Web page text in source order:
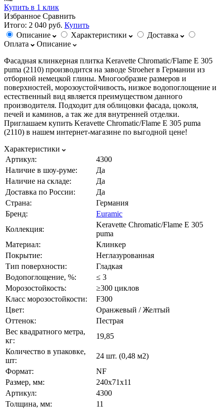
Купить в 1 клик
Избранное Сравнить
Итого: 2 040 руб. Купить
Описание
Характеристики
Доставка
Оплата
Описание
Фасадная клинкерная плитка Keravette Chromatic/Flame E 305
puma (2110) производится на заводе Stroeher в Германии из
отборной немецкой глины. Многообразие размеров и
поверхностей, морозоустойчивость, низкое водопоглощение и
естественный вид является преимуществом данного
производителя. Подходит для облицовки фасада, цоколя,
печей и каминов, а так же для внутренней отделки.
Приглашаем купить Keravette Chromatic/Flame E 305 puma
(2110) в нашем интернет-магазине по выгодной цене!
Характеристики
Артикул:
4300
Наличие в шоу-руме:
Да
Наличие на складе:
Да
Доставка по России:
Да
Страна:
Германия
Бренд:
Euramic
Коллекция:
Keravette Chromatic/Flame E 305
puma
Материал:
Клинкер
Покрытие:
Неглазурованная
Тип поверхности:
Гладкая
Водопоглощение, %:
≤ 3
Морозостойкость:
≥300 циклов
Класс морозостойкости:
F300
Цвет:
Оранжевый / Желтый
Оттенок:
Пестрая
Вес квадратного метра,
кг:
19,85
Количество в упаковке,
шт:
24 шт. (0,48 м2)
Формат:
NF
Размер, мм:
240х71х11
Артикул:
4300
Толщина, мм:
11